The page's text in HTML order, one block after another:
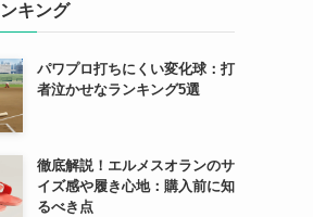
キング
パワプロ打ちにくい変化球：打
者泣かせなランキング5選
徹底解説！エルメスオランのサ
イズ感や履き心地：購入前に知
るべき点